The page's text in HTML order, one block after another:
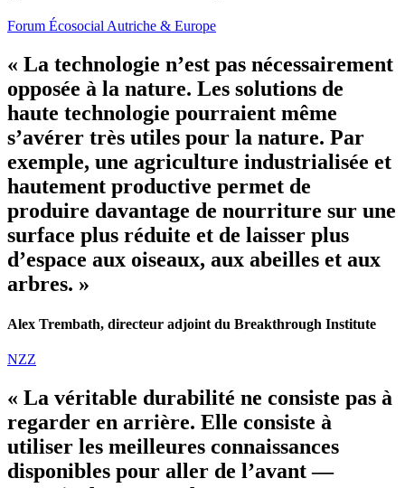
Forum Écosocial Autriche & Europe
« La technologie n’est pas nécessairement
opposée à la nature. Les solutions de
haute technologie pourraient même
s’avérer très utiles pour la nature. Par
exemple, une agriculture industrialisée et
hautement productive permet de
produire davantage de nourriture sur une
surface plus réduite et de laisser plus
d’espace aux oiseaux, aux abeilles et aux
arbres. »
Alex Trembath, directeur adjoint du Breakthrough Institute
NZZ
« La véritable durabilité ne consiste pas à
regarder en arrière. Elle consiste à
utiliser les meilleures connaissances
disponibles pour aller de l’avant —